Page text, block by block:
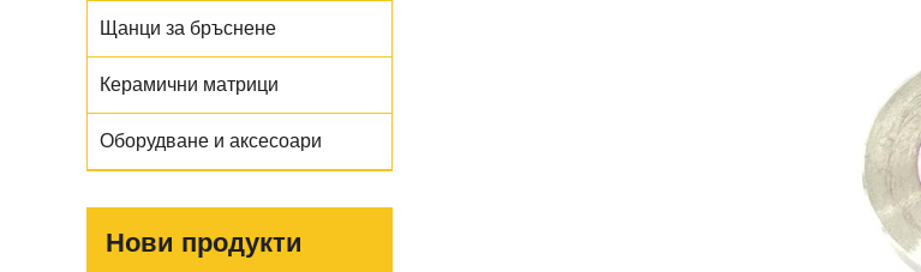
Щанци за бръснене
Керамични матрици
Оборудване и аксесоари
Нови продукти